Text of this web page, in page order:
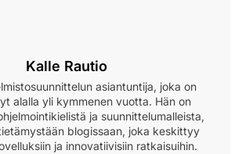
Kalle Rautio
asiantuntija, joka on
alalla yli kymmenen vuotta. Hän on
ja suunnittelumalleista,
blogissaan, joka keskittyy
ja innovatiivisiin ratkaisuihin.